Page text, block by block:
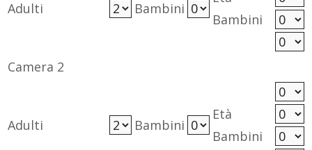
Adulti Bambini
Bambini
Camera 2
Adulti Bambini
Età
Bambini